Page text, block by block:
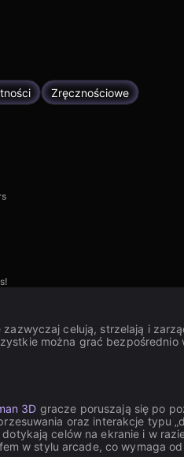
Zręcznościowe
celują, strzelają i
można grać
3D gracze poruszają się po
oraz interakcje typu
celów na ekranie i w
w stylu arcade, co wymaga